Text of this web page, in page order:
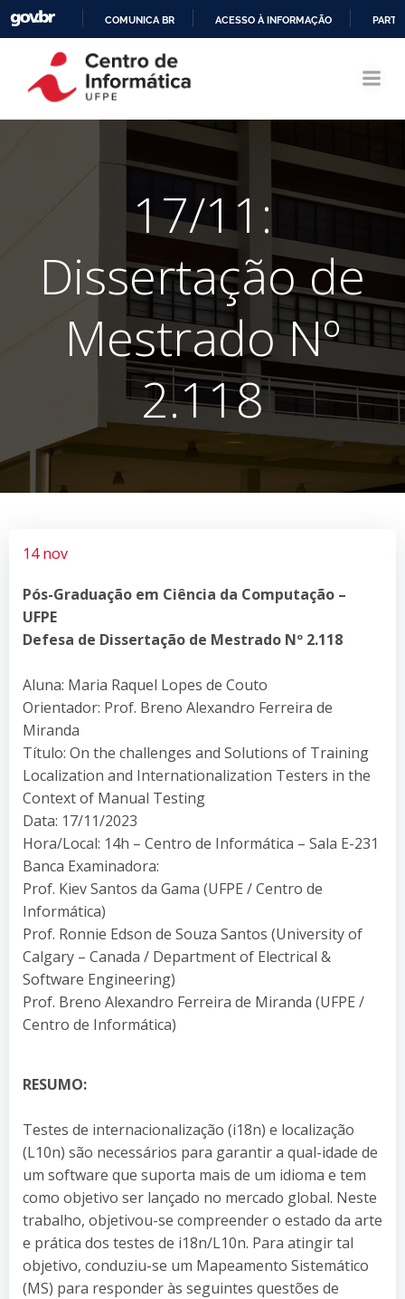
CONTEÚDO
COMUNICA BR ACESSO À INFORMAÇÃO
17/11:
Dissertação de
Mestrado Nº
2.118
14 nov
Pós-Graduação em Ciência da Computação –
UFPE
Defesa de Dissertação de Mestrado Nº 2.118
Aluna: Maria Raquel Lopes de Couto
Orientador: Prof. Breno Alexandro Ferreira de
Miranda
Título: On the challenges and Solutions of Training
Localization and Internationalization Testers in the
Context of Manual Testing
Data: 17/11/2023
Hora/Local: 14h – Centro de Informática – Sala E-231
Banca Examinadora:
Prof. Kiev Santos da Gama (UFPE / Centro de
Informática)
Prof. Ronnie Edson de Souza Santos (University of
Calgary – Canada / Department of Electrical &
Software Engineering)
Prof. Breno Alexandro Ferreira de Miranda (UFPE /
Centro de Informática)
RESUMO:
Testes de internacionalização (i18n) e localização
(L10n) são necessários para garantir a qual-idade de
um software que suporta mais de um idioma e tem
como objetivo ser lançado no mercado global. Neste
trabalho, objetivou-se compreender o estado da arte
e prática dos testes de i18n/L10n. Para atingir tal
objetivo, conduziu-se um Mapeamento Sistemático
(MS) para responder às seguintes questões de